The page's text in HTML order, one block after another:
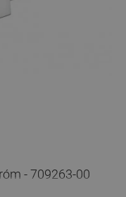
- 709263-00